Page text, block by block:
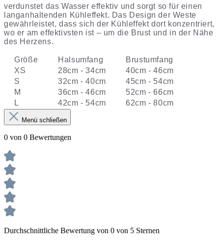
verdunstet das Wasser effektiv und sorgt so für einen
langanhaltenden Kühleffekt. Das Design der Weste
gewährleistet, dass sich der Kühleffekt dort konzentriert,
wo er am effektivsten ist – um die Brust und in der Nähe
des Herzens.
Größe Halsumfang
Brustumfang
XS
28cm - 34cm
40cm - 46cm
S
32cm - 40cm
45cm - 54cm
M
36cm - 46cm
52cm - 66cm
L
42cm - 54cm 62cm - 80cm
Menü schließen
0 von 0 Bewertungen
Durchschnittliche Bewertung von 0 von 5 Sternen